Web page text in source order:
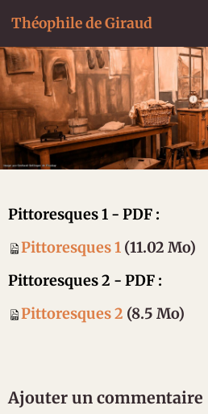
Théophile de Giraud
Pittoresques 1 - PDF :
Pittoresques 1 (11.02 Mo)
Pittoresques 2 - PDF :
Pittoresques 2 (8.5 Mo)
Ajouter un commentaire